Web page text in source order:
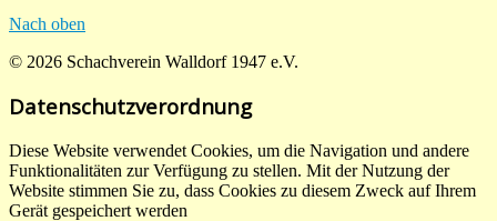
Nach oben
© 2026 Schachverein Walldorf 1947 e.V.
Datenschutzverordnung
Diese Website verwendet Cookies, um die Navigation und andere
Funktionalitäten zur Verfügung zu stellen. Mit der Nutzung der
Website stimmen Sie zu, dass Cookies zu diesem Zweck auf Ihrem
Gerät gespeichert werden